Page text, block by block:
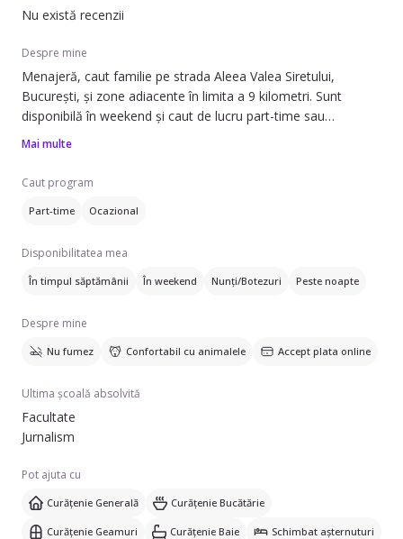
Nu există recenzii
Despre mine
Menajeră, caut familie pe strada Aleea Valea Siretului,
București, și zone adiacente în limita a 9 kilometri. Sunt
disponibilă în weekend și caut de lucru part-time sau
ocazional.
Pot să ofer ajutor cu: schimbat așternuturi, curățare
aragaz/cuptor, curățare frigider și îngrijire plante. Lucrez în
apartamente și case/vile. Ofer servicii de curățenie generală,
De asemenea, vorbesc engleză.
Mai multe
Caut program
Part-time Ocazional
Disponibilitatea mea
În timpul săptămânii În weekend Nunți/Botezuri Peste noapte
Despre mine
Nu fumez Confortabil cu animalele Accept plata online
Ultima școală absolvită
Facultate
Jurnalism
Pot ajuta cu
Curățenie Generală Curățenie Bucătărie
Curățenie Geamuri Curățenie Baie Schimbat așternuturi